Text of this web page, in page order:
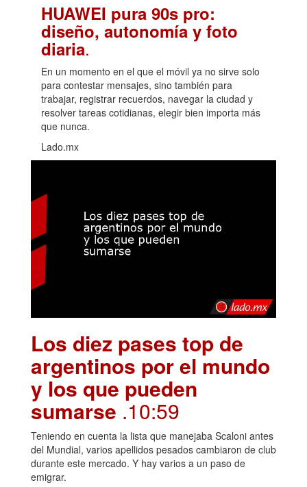
HUAWEI pura 90s pro:
diseño, autonomía y foto
diaria.
En un momento en el que el móvil ya no sirve solo
para contestar mensajes, sino también para
trabajar, registrar recuerdos, navegar la ciudad y
resolver tareas cotidianas, elegir bien importa más
que nunca.
Lado.mx
Los diez pases top de
argentinos por el mundo
y los que pueden
sumarse .10:59
Teniendo en cuenta la lista que manejaba Scaloni antes
del Mundial, varios apellidos pesados cambiaron de club
durante este mercado. Y hay varios a un paso de
emigrar.